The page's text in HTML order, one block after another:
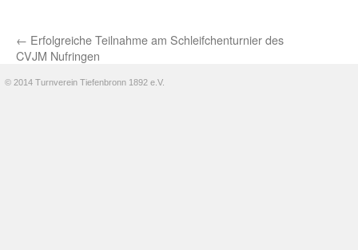
← Erfolgreiche Teilnahme am Schleifchenturnier des
CVJM Nufringen
© 2014 Turnverein Tiefenbronn 1892 e.V.